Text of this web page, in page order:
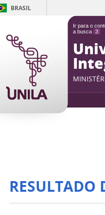
Ir para o
a busca 3
BRASIL
RESULTADO